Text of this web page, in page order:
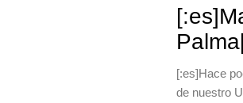
[:es]Hace
de nuestro